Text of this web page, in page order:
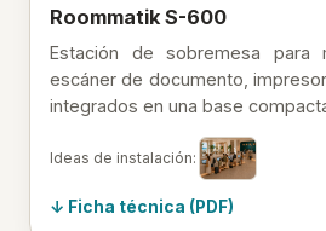
Roommatik S-600
Estación de sobremesa para
escáner de documento,
integrados en una base
Ideas de instalación:
Ficha técnica (PDF)